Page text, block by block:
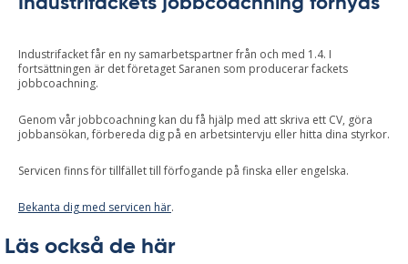
Industrifacket får en ny samarbetspartner från och med 1.4. I
fortsättningen är det företaget Saranen som producerar fackets
jobbcoachning.
Genom vår jobbcoachning kan du få hjälp med att skriva ett CV, göra
jobbansökan, förbereda dig på en arbetsintervju eller hitta dina styrkor.
Servicen finns för tillfället till förfogande på finska eller engelska.
Bekanta dig med servicen här.
Läs också de här